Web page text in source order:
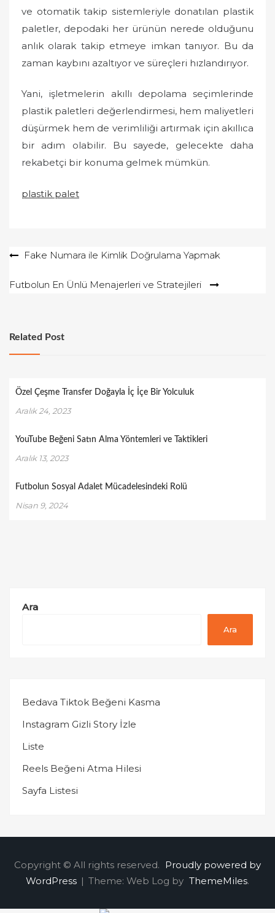
ve otomatik takip sistemleriyle donatılan plastik
paletler, depodaki her ürünün nerede olduğunu
anlık olarak takip etmeye imkan tanıyor. Bu da
zaman kaybını azaltıyor ve süreçleri hızlandırıyor.
Yani, işletmelerin akıllı depolama seçimlerinde
plastik paletleri değerlendirmesi, hem maliyetleri
düşürmek hem de verimliliği artırmak için akıllıca
bir adım olabilir. Bu sayede, gelecekte daha
rekabetçi bir konuma gelmek mümkün.
plastik palet
YazıFake Numara ile Kimlik Doğrulama Yapmak
Futbolun En Ünlü Menajerleri ve Stratejileri
Related Post
Özel Çeşme Transfer Doğayla İç İçe Bir Yolculuk
Aralık 24, 2023
YouTube Beğeni Satın Alma Yöntemleri ve Taktikleri
Aralık 13, 2023
Futbolun Sosyal Adalet Mücadelesindeki Rolü
Nisan 9, 2024
Ara
Ara
Bedava Tiktok Beğeni Kasma
Instagram Gizli Story İzle
Liste
Reels Beğeni Atma Hilesi
Sayfa Listesi
Copyright © All rights reserved. Proudly powered by
WordPress | Theme: Web Log by ThemeMiles.